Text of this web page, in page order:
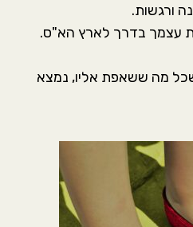
ורגשות.
עצמך בדרך לארץ הא"ס.
מה ששאפת אליו, נמצא